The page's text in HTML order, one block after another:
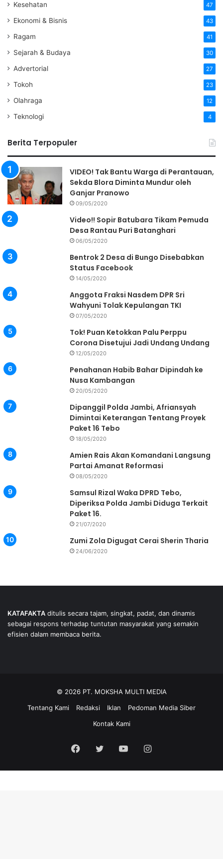
Kesehatan 47
Ekonomi & Bisnis 43
Ragam 41
Sejarah & Budaya 30
Advertorial 27
Tokoh 23
Olahraga 12
Teknologi 4
Berita Terpopuler
VIDEO! Tak Bantu Warga di Perantauan,
Sekda Blora Diminta Mundur oleh
Ganjar Pranowo
09/05/2020
Video!! Sopir Batubara Tikam Pemuda
Desa Rantau Puri Batanghari
06/05/2020
Bentrok 2 Desa di Bungo Disebabkan
Status Facebook
14/05/2020
Anggota Fraksi Nasdem DPR Sri
Wahyuni Tolak Kepulangan TKI
07/05/2020
Tok! Puan Ketokkan Palu Perppu
Corona Disetujui Jadi Undang Undang
12/05/2020
Penahanan Habib Bahar Dipindah ke
Nusa Kambangan
20/05/2020
Dipanggil Polda Jambi, Afriansyah
Dimintai Keterangan Tentang Proyek
Paket 16 Tebo
18/05/2020
Amien Rais Akan Komandani Langsung
Partai Amanat Reformasi
08/05/2020
Samsul Rizal Waka DPRD Tebo,
Diperiksa Polda Jambi Diduga Terkait
Paket 16.
21/07/2020
Zumi Zola Digugat Cerai Sherin Tharia
24/06/2020
KATAFAKTA ditulis secara tajam, singkat, padat, dan dinamis
sebagai respons terhadap tuntutan masyarakat yang semakin
efisien dalam membaca berita.
© 2026 PT. MOKSHA MULTI MEDIA
Tentang Kami
Redaksi Iklan
Pedoman Media Siber
Kontak Kami
Facebook
Twitter YouTubeInstagram